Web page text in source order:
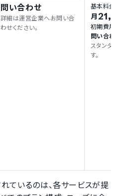
問い合わせ
詳細は運営企業へお問い合
わせください。
基本料金
月
初期費用
問い合わ
スタンダ
す。
ているのは、各サービスが提